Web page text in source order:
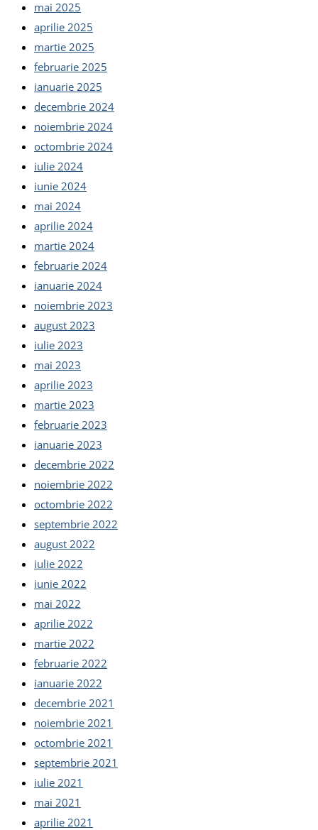
mai 2025
aprilie 2025
martie 2025
februarie 2025
ianuarie 2025
decembrie 2024
noiembrie 2024
octombrie 2024
iulie 2024
iunie 2024
mai 2024
aprilie 2024
martie 2024
februarie 2024
ianuarie 2024
noiembrie 2023
august 2023
iulie 2023
mai 2023
aprilie 2023
martie 2023
februarie 2023
ianuarie 2023
decembrie 2022
noiembrie 2022
octombrie 2022
septembrie 2022
august 2022
iulie 2022
iunie 2022
mai 2022
aprilie 2022
martie 2022
februarie 2022
ianuarie 2022
decembrie 2021
noiembrie 2021
octombrie 2021
septembrie 2021
iulie 2021
mai 2021
aprilie 2021